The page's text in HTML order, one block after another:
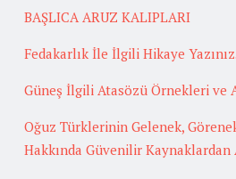
BAŞLICA ARUZ KALIPLARI
Fedakarlık İle İlgili Hikaye Yazınız.
Güneş İlgili Atasözü Örnekleri ve
Oğuz Türklerinin Gelenek,
Hakkında Güvenilir Kaynaklardan